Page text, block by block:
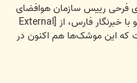
مهدی فرحی رییس سازمان هوافضای
خبرنگار فارس، از [External
که این موشک‌ها هم اکنون در